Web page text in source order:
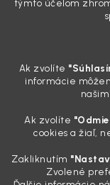
týmto účelom
Ak zvolíte
informácie
Ak zvolíte
cookies a žiaľ,
Zakliknutím
Zvolené
Zabudnite na
vášho auta
Poznáte ten pocit.
radosti vidíte len šedý
brzdového prachu.